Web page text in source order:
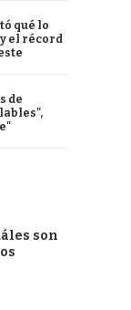
qué lo
el récord
de
son